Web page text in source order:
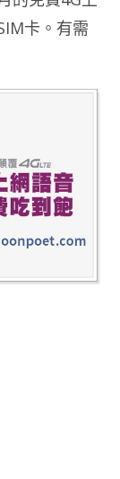
卡。有需